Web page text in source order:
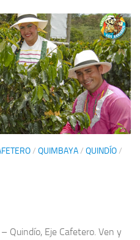
/ QUIMBAYA/ QUINDÍO/
Quindío, Eje Cafetero. Ven y